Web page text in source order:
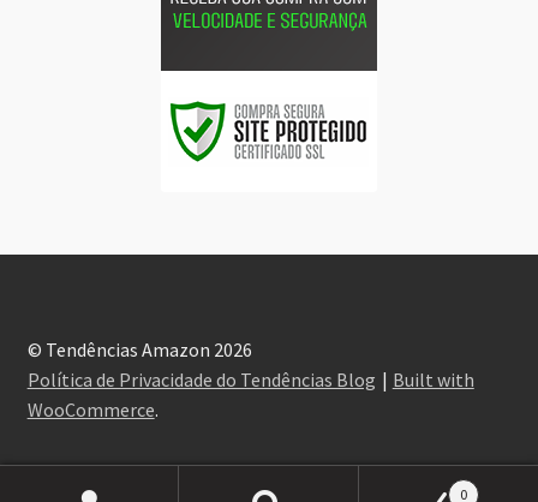
© Tendências Amazon 2026
Política de Privacidade do Tendências Blog
Built with
WooCommerce.
0